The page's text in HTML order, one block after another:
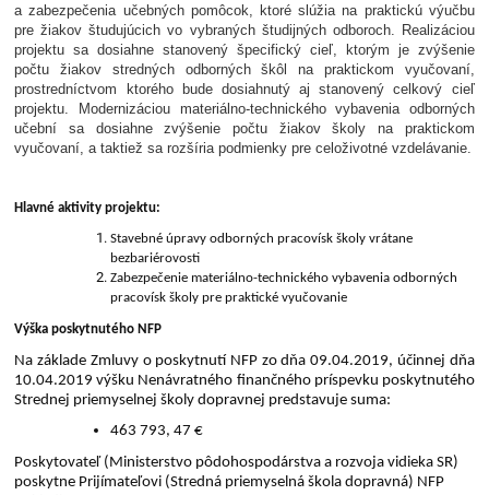
a zabezpečenia učebných pomôcok, ktoré slúžia na praktickú výučbu
pre žiakov študujúcich vo vybraných študijných odboroch. Realizáciou
projektu sa dosiahne stanovený špecifický cieľ, ktorým je zvýšenie
počtu žiakov stredných odborných škôl na praktickom vyučovaní,
prostredníctvom ktorého bude dosiahnutý aj stanovený celkový cieľ
projektu. Modernizáciou materiálno-technického vybavenia odborných
učební sa dosiahne zvýšenie počtu žiakov školy na praktickom
vyučovaní, a taktiež sa rozšíria podmienky pre celoživotné vzdelávanie.
Hlavné aktivity projektu:
Stavebné úpravy odborných pracovísk školy vrátane
bezbariérovosti
Zabezpečenie materiálno-technického vybavenia odborných
pracovísk školy pre praktické vyučovanie
Výška poskytnutého NFP
Na základe Zmluvy o poskytnutí NFP zo dňa 09.04.2019, účinnej dňa
10.04.2019 výšku Nenávratného finančného príspevku poskytnutého
Strednej priemyselnej školy dopravnej predstavuje suma:
463 793, 47 €
Poskytovateľ (Ministerstvo pôdohospodárstva a rozvoja vidieka SR)
poskytne Prijímateľovi (Stredná priemyselná škola dopravná) NFP